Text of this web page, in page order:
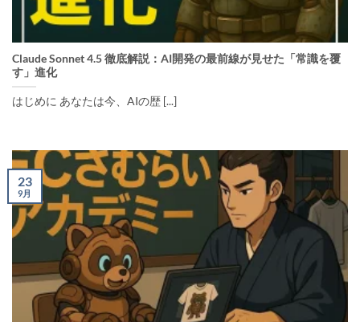
Claude Sonnet 4.5 徹底解説：AI開発の最前線が見せた「常識を覆
す」進化
はじめに あなたは今、AIの歴 [...]
23
9月